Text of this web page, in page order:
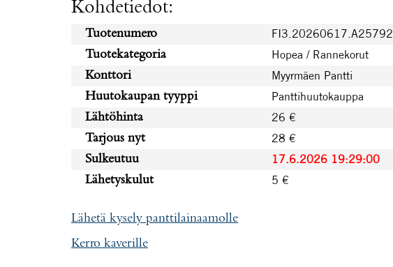
Kohdetiedot:
Tuotenumero FI3.20260617.A25792
Tuotekategoria Hopea / Rannekorut
Konttori Myyrmäen Pantti
Huutokaupan tyyppi Panttihuutokauppa
Lähtöhinta 26 €
Tarjous nyt 28 €
Sulkeutuu 17.6.2026 19:29:00
Lähetyskulut 5 €
Lähetä kysely panttilainaamolle
Kerro kaverille